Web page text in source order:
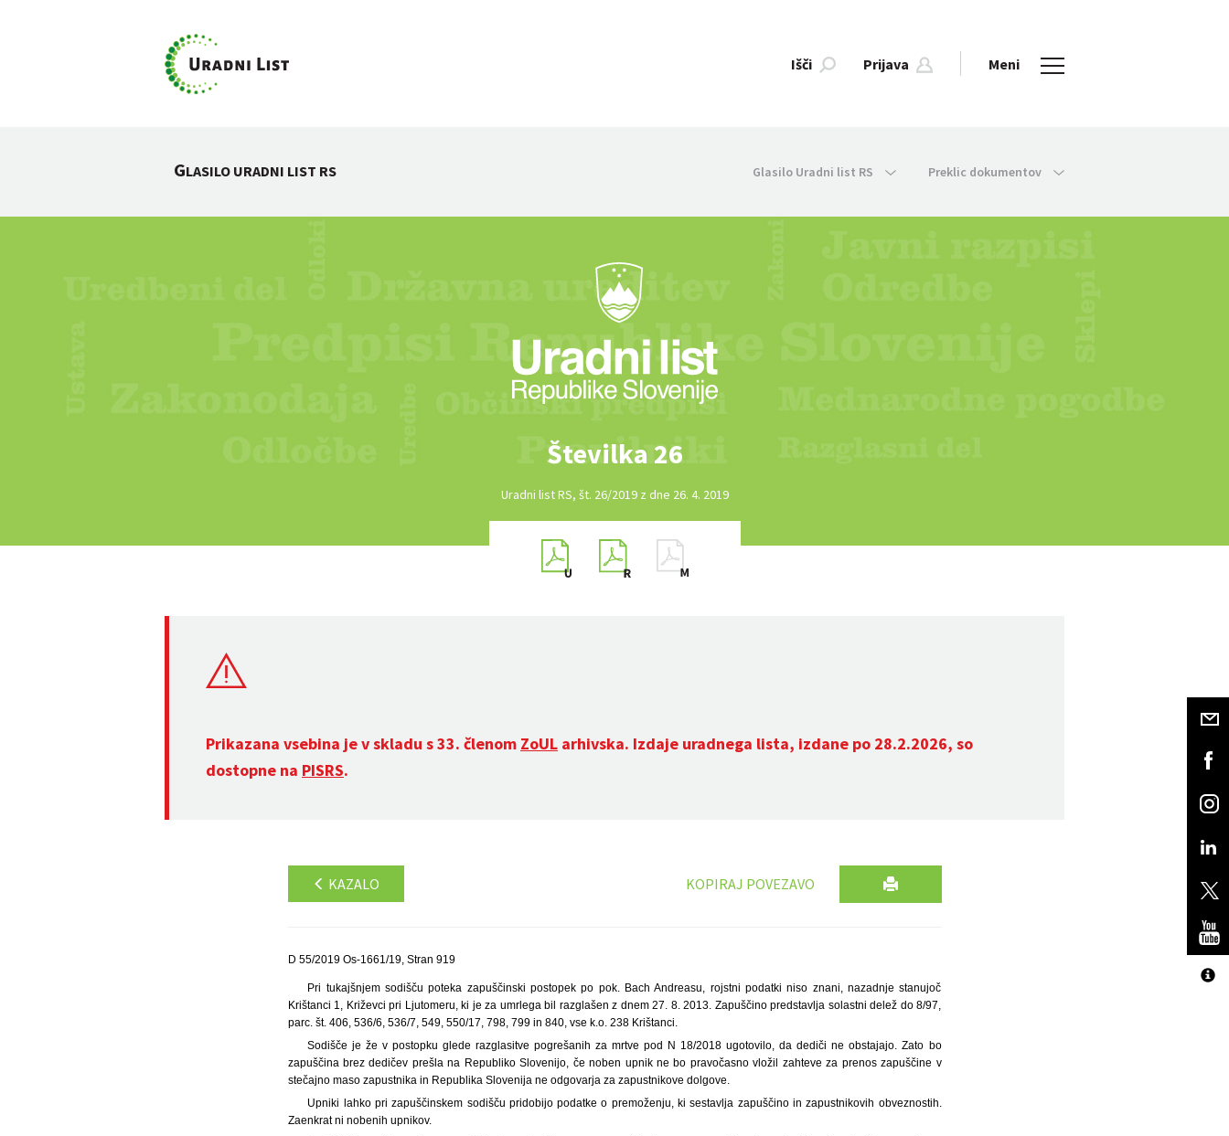
Išči Prijava Meni
GLASILO URADNI LIST RS Glasilo Uradni list RS Preklic dokumentov
Številka 26
Uradni list RS, št. 26/2019 z dne 26. 4. 2019
Prikazana vsebina je v skladu s 33. členom ZoUL arhivska. Izdaje uradnega lista, izdane po 28.2.2026, so
dostopne na PISRS.
KAZALO KOPIRAJ POVEZAVO
D 55/2019 Os-1661/19, Stran 919
Pri tukajšnjem sodišču poteka zapuščinski postopek po pok. Bach Andreasu, rojstni podatki niso znani, nazadnje stanujoč
Krištanci 1, Križevci pri Ljutomeru, ki je za umrlega bil razglašen z dnem 27. 8. 2013. Zapuščino predstavlja solastni delež do 8/97,
parc. št. 406, 536/6, 536/7, 549, 550/17, 798, 799 in 840, vse k.o. 238 Krištanci.
Sodišče je že v postopku glede razglasitve pogrešanih za mrtve pod N 18/2018 ugotovilo, da dediči ne obstajajo. Zato bo
zapuščina brez dedičev prešla na Republiko Slovenijo, če noben upnik ne bo pravočasno vložil zahteve za prenos zapuščine v
stečajno maso zapustnika in Republika Slovenija ne odgovarja za zapustnikove dolgove.
Upniki lahko pri zapuščinskem sodišču pridobijo podatke o premoženju, ki sestavlja zapuščino in zapustnikovih obveznostih.
Zaenkrat ni nobenih upnikov.